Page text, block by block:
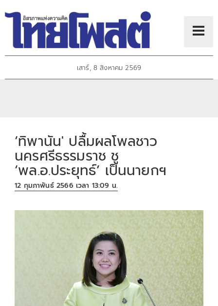
เสาร์, 8 สิงหาคม 2569
‘ทิพานัน' ปลื้มผลโพลชาว
นครศรีธรรมราช ชู
‘พล.อ.ประยุทธ์’ เป็นนายกฯ
12 กุมภาพันธ์ 2566 เวลา 13:09 น.